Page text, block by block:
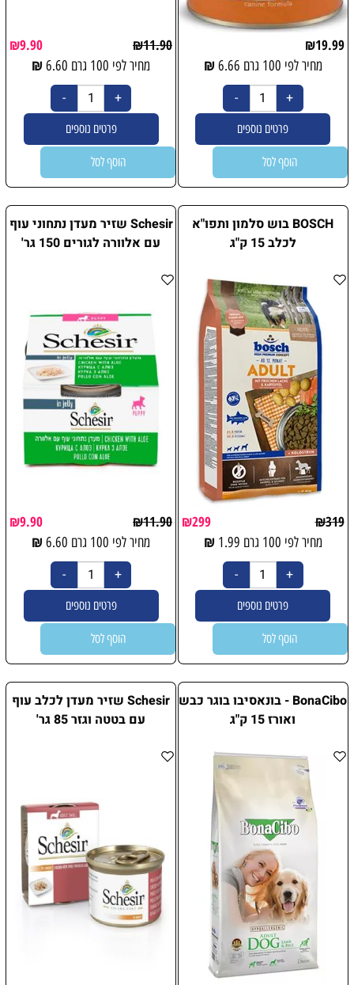
₪19.99
מחיר לפי 100 גרם 6.66
₪
פרטים נוספים
הוסף לסל
₪11.90
₪9.90
מחיר לפי 100 גרם 6.60
₪
פרטים נוספים
הוסף לסל
BOSCH בוש סלמון ותפו"א
לכלב 15 ק"ג
₪319
₪299
מחיר לפי 100 גרם 1.99
₪
פרטים נוספים
הוסף לסל
Schesir שזיר מעדן נתחוני עוף
עם אלוורה לגורים 150 גר'
₪11.90
₪9.90
מחיר לפי 100 גרם 6.60
₪
פרטים נוספים
הוסף לסל
BonaCibo - בונאסיבו בוגר כבש
ואורז 15 ק"ג
Schesir שזיר מעדן לכלב עוף
עם בטטה וגזר 85 גר'